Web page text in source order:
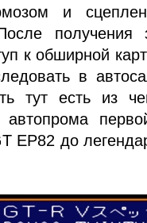
и
получения
к обширной
в
тут есть из
автопрома
EP82 до